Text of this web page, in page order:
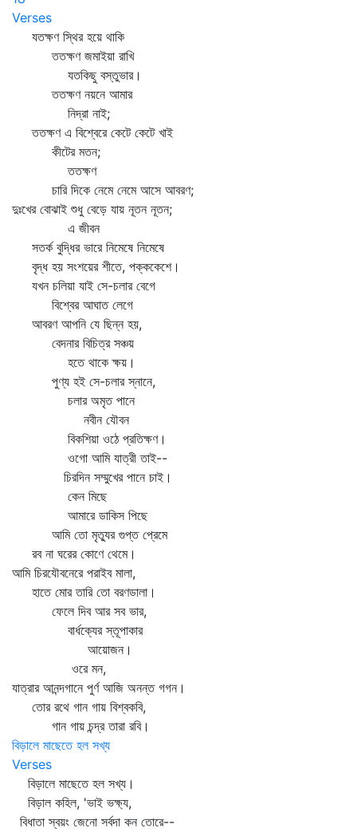
Verses
যতক্ষণ স্থির হয়ে থাকি
ততক্ষণ জমাইয়া রাখি
যতকিছু বস্তুভার।
ততক্ষণ নয়নে আমার
নিদ্রা নাই;
ততক্ষণ এ বিশ্বেরে কেটে কেটে খাই
কীটের মতন;
ততক্ষণ
চারি দিকে নেমে নেমে আসে আবরণ;
দুঃখের বোঝাই শুধু বেড়ে যায় নূতন নূতন;
এ জীবন
সতর্ক বুদ্ধির ভারে নিমেষে নিমেষে
বৃদ্ধ হয় সংশয়ের শীতে, পক্ককেশে।
যখন চলিয়া যাই সে-চলার বেগে
বিশ্বের আঘাত লেগে
আবরণ আপনি যে ছিন্ন হয়,
বেদনার বিচিত্র সঞ্চয়
হতে থাকে ক্ষয়।
পুণ্য হই সে-চলার স্নানে,
চলার অমৃত পানে
নবীন যৌবন
বিকশিয়া ওঠে প্রতিক্ষণ।
ওগো আমি যাত্রী তাই--
চিরদিন সম্মুখের পানে চাই।
কেন মিছে
আমারে ডাকিস পিছে
আমি তো মৃত্যুর গুপ্ত প্রেমে
রব না ঘরের কোণে থেমে।
আমি চিরযৌবনেরে পরাইব মালা,
হাতে মোর তারি তো বরণডালা।
ফেলে দিব আর সব ভার,
বার্ধক্যের স্তূপাকার
আয়োজন।
ওরে মন,
যাত্রার আনন্দগানে পুর্ণ আজি অনন্ত গগন।
তোর রথে গান গায় বিশ্বকবি,
গান গায় চন্দ্র তারা রবি।
বিড়ালে মাছেতে হল সখ্য
Verses
বিড়ালে মাছেতে হল সখ্য।
বিড়াল কহিল, 'ভাই ভক্ষ্য,
বিধাতা স্বয়ং জেনো সর্বদা কন তোরে--